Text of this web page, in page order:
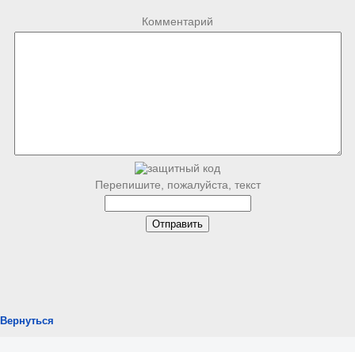
Комментарий
Перепишите, пожалуйста, текст
Вернуться